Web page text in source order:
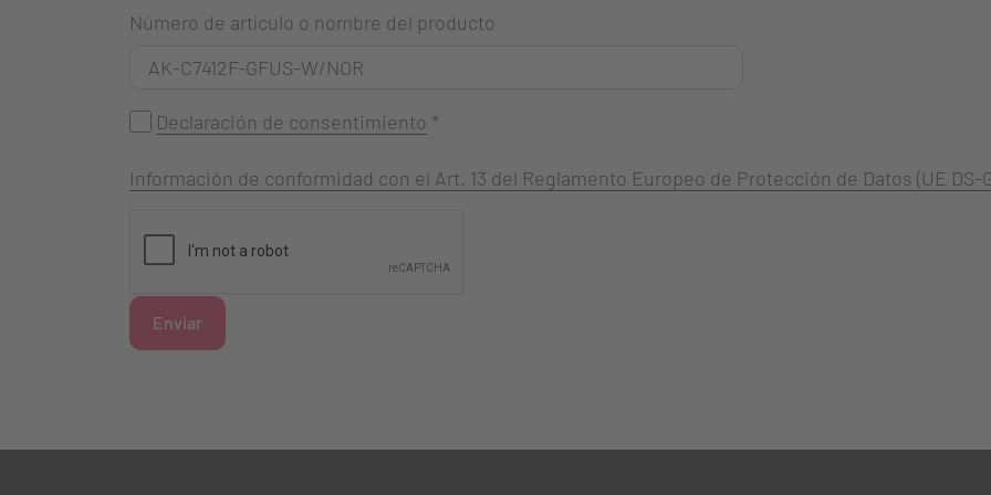
Número de artículo o nombre del producto
Declaración de consentimiento *
Información de conformidad con el Art. 13 del Reglamento Europeo de Protección de Datos (UE DS-
Enviar